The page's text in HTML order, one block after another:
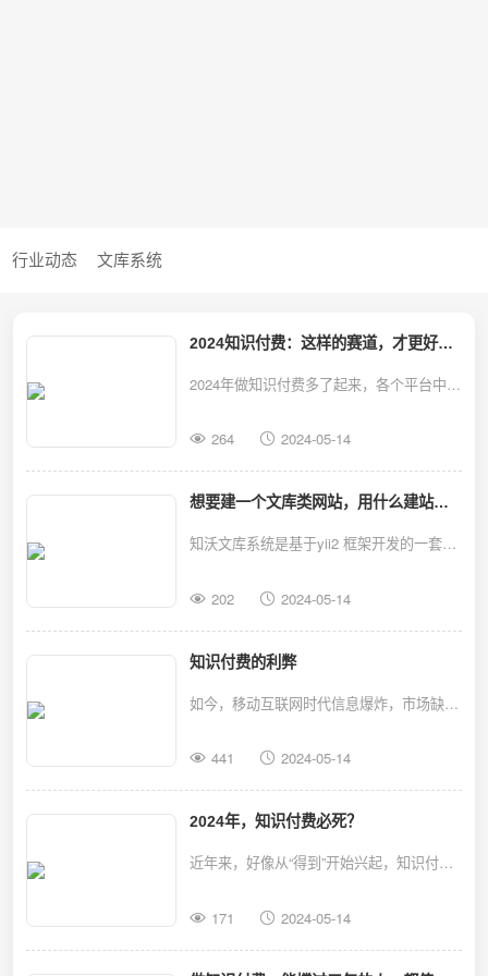
行业动态 文库系统
2024知识付费：这样的赛道，才更好变
现
2024年做知识付费多了起来，各个平台中有
知识付费，线上网课。不知道怎么开始和选
择，可以借鉴一下的方式做知识付费。
264 2024-05-14
想要建一个文库类网站，用什么建站系
统比较合适呢？
知沃文库系统是基于yii2 框架开发的一套
知识付费等运营需求，主要有以下功能点：
202 2024-05-14
知识付费的利弊
如今，移动互联网时代信息爆炸，市场缺乏
深。用户碎片化时间过多，导致高价值内容
受到追捧。知识付费逐渐火热，与之相关的
内容行业也成为风口。
441 2024-05-14
2024年，知识付费必死？
近年来，好像从“得到”开始兴起，知识付费
人成长，知识付费遍布方方面面。
171 2024-05-14